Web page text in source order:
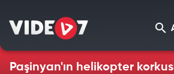
Paşinyan'ın helikopter